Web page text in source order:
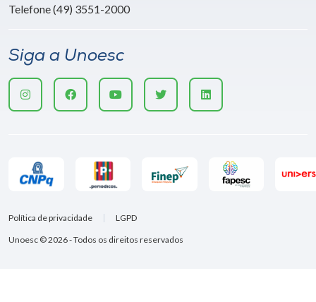
Telefone (49) 3551-2000
Siga a Unoesc
Unoesc © 2026 - Todos os direitos reservados
Política de privacidade LGPD